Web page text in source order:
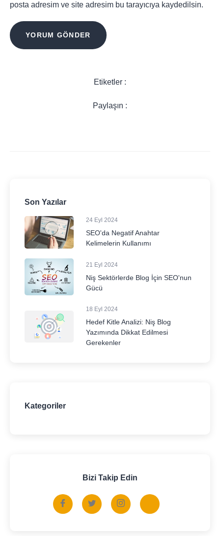
posta adresim ve site adresim bu tarayıcıya kaydedilsin.
Etiketler :
Paylaşın :
Son Yazılar
24 Eyl 2024
SEO'da Negatif Anahtar
Kelimelerin Kullanımı
21 Eyl 2024
Niş Sektörlerde Blog İçin SEO'nun
Gücü
18 Eyl 2024
Hedef Kitle Analizi: Niş Blog
Yazımında Dikkat Edilmesi
Gerekenler
Kategoriler
Bizi Takip Edin